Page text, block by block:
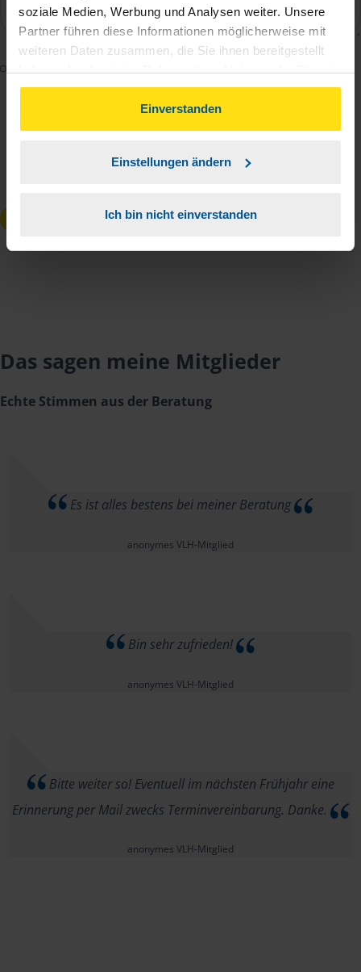
soziale Medien, Werbung und Analysen weiter. Unsere
Partner führen diese Informationen möglicherweise mit
weiteren Daten zusammen, die Sie ihnen bereitgestellt
haben oder die sie im Rahmen Ihrer Nutzung der Dienste
gesammelt haben. Indem Sie auf Einverstanden klicken,
können Sie der Verwendung von Cookies, gemäß
unserer➔ Datenschutzrichtliniezustimmen.
Einverstanden
Einstellungen ändern
Ich bin nicht einverstanden
mich damit einverstanden, dass meine Daten zur
Bearbeitung meines Anliegens sowie zur internen
Analyse der Zugriffsquelle verwendet werden.
Datenschutzbestimmungenhabe ich zur
Anfrage absenden
Das sagen meine Mitglieder
Echte Stimmen aus der Beratung
Es ist alles bestens bei meiner Beratung
anonymes VLH-Mitglied
Bin sehr zufrieden!
anonymes VLH-Mitglied
Bitte weiter so! Eventuell im nächsten Frühjahr eine
Erinnerung per Mail zwecks Terminvereinbarung. Danke.
anonymes VLH-Mitglied